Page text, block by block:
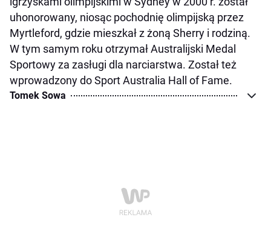
uhonorowany, niosąc pochodnię olimpijską przez
Myrtleford, gdzie mieszkał z żoną Sherry i rodziną.
W tym samym roku otrzymał Australijski Medal
Sportowy za zasługi dla narciarstwa. Został też
wprowadzony do Sport Australia Hall of Fame.
Tomek Sowa